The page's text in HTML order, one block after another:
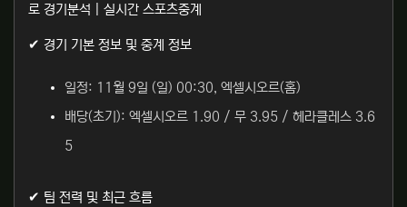
로 경기분석 | 실시간 스포츠중계
✔ 경기 기본 정보 및 중계 정보
일정: 11월 9일 (일) 00:30, 엑셀시오르(홈)
배당(초기): 엑셀시오르 1.90 / 무 3.95 / 헤라클레스 3.6
5
✔ 팀 전력 및 최근 흐름